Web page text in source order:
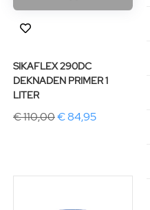
SIKAFLEX 290DC
DEKNADEN PRIMER 1
LITER
€ 110,00€ 84,95